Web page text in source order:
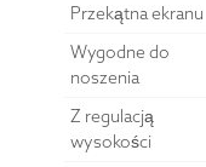
Przekątna ekranu
Wygodne do
noszenia
Z regulacją
wysokości